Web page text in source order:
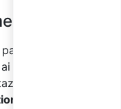
IV
partecipanti sarà
sulla qualità
di